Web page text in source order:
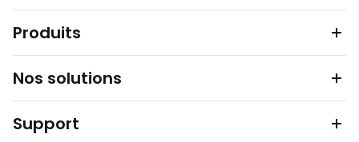
Produits
Nos solutions
Support